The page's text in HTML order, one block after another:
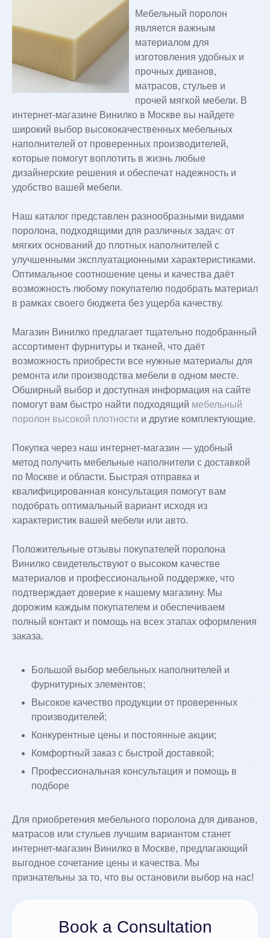
Мебельный поролон
является важным
материалом для
изготовления удобных и
прочных диванов,
матрасов, стульев и
прочей мягкой мебели. В
интернет-магазине Винилко в Москве вы найдете
широкий выбор высококачественных мебельных
наполнителей от проверенных производителей,
которые помогут воплотить в жизнь любые
дизайнерские решения и обеспечат надежность и
удобство вашей мебели.
Наш каталог представлен разнообразными видами
поролона, подходящими для различных задач: от
мягких оснований до плотных наполнителей с
улучшенными эксплуатационными характеристиками.
Оптимальное соотношение цены и качества даёт
возможность любому покупателю подобрать материал
в рамках своего бюджета без ущерба качеству.
Магазин Винилко предлагает тщательно подобранный
ассортимент фурнитуры и тканей, что даёт
возможность приобрести все нужные материалы для
ремонта или производства мебели в одном месте.
Обширный выбор и доступная информация на сайте
помогут вам быстро найти подходящий мебельный
поролон высокой плотности и другие комплектующие.
Покупка через наш интернет-магазин — удобный
метод получить мебельные наполнители с доставкой
по Москве и области. Быстрая отправка и
квалифицированная консультация помогут вам
подобрать оптимальный вариант исходя из
характеристик вашей мебели или авто.
Положительные отзывы покупателей поролона
Винилко свидетельствуют о высоком качестве
материалов и профессиональной поддержке, что
подтверждает доверие к нашему магазину. Мы
дорожим каждым покупателем и обеспечиваем
полный контакт и помощь на всех этапах оформления
заказа.
Большой выбор мебельных наполнителей и
фурнитурных элементов;
Высокое качество продукции от проверенных
производителей;
Конкурентные цены и постоянные акции;
Комфортный заказ с быстрой доставкой;
Профессиональная консультация и помощь в
подборе
Для приобретения мебельного поролона для диванов,
матрасов или стульев лучшим вариантом станет
интернет-магазин Винилко в Москве, предлагающий
выгодное сочетание цены и качества. Мы
признательны за то, что вы остановили выбор на нас!
Book a Consultation